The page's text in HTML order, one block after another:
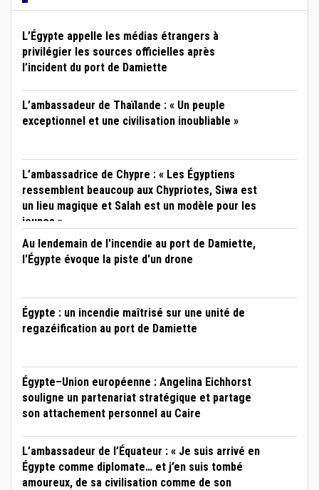
L’Égypte appelle les médias étrangers à
privilégier les sources officielles après
l’incident du port de Damiette
L’ambassadeur de Thaïlande : « Un peuple
exceptionnel et une civilisation inoubliable »
L’ambassadrice de Chypre : « Les Égyptiens
ressemblent beaucoup aux Chypriotes, Siwa est
un lieu magique et Salah est un modèle pour les
jeunes »
Au lendemain de l'incendie au port de Damiette,
l'Égypte évoque la piste d'un drone
Égypte : un incendie maîtrisé sur une unité de
regazéification au port de Damiette
Égypte–Union européenne : Angelina Eichhorst
souligne un partenariat stratégique et partage
son attachement personnel au Caire
L’ambassadeur de l’Équateur : « Je suis arrivé en
Égypte comme diplomate… et j’en suis tombé
amoureux, de sa civilisation comme de son